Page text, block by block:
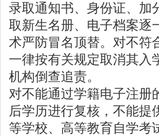
录取通知书、身份证、加
取新生名册、电子档案逐
术严防冒名顶替。对不符
一律按有关规定取消其入
机构倒查追责。
对不能通过学籍电子注册
后学历进行复核，不能提
等学校、高等教育自学考